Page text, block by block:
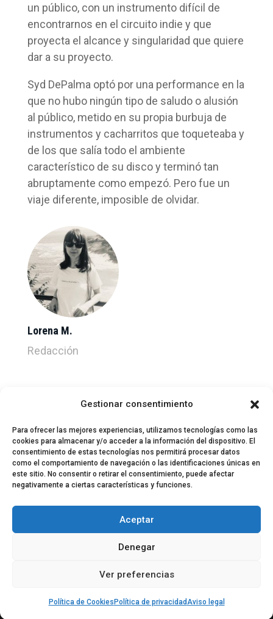
Gestionar consentimiento
Para ofrecer las mejores experiencias, utilizamos tecnologías como las
cookies para almacenar y/o acceder a la información del dispositivo. El
consentimiento de estas tecnologías nos permitirá procesar datos
como el comportamiento de navegación o las identificaciones únicas en
este sitio. No consentir o retirar el consentimiento, puede afectar
negativamente a ciertas características y funciones.
Aceptar
Denegar
Ver preferencias
Política de Cookies Política de privacidadAviso legal
un público, con un instrumento difícil de
encontrarnos en el circuito indie y que
proyecta el alcance y singularidad que quiere
dar a su proyecto.
Syd DePalma optó por una performance en la
que no hubo ningún tipo de saludo o alusión
al público, metido en su propia burbuja de
instrumentos y cacharritos que toqueteaba y
de los que salía todo el ambiente
característico de su disco y terminó tan
abruptamente como empezó. Pero fue un
viaje diferente, imposible de olvidar.
Lorena M.
Redacción
Equipo EPDLT Contacto